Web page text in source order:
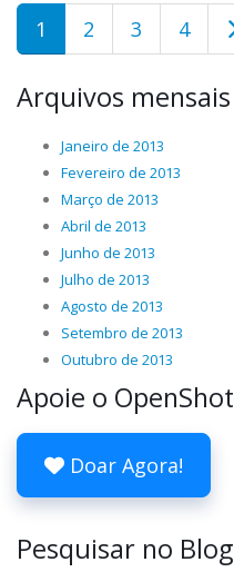
1 2 3 4
Arquivos mensais
Janeiro de 2013
Fevereiro de 2013
Março de 2013
Abril de 2013
Junho de 2013
Julho de 2013
Agosto de 2013
Setembro de 2013
Outubro de 2013
Apoie o OpenShot
Doar Agora!
Pesquisar no Blog